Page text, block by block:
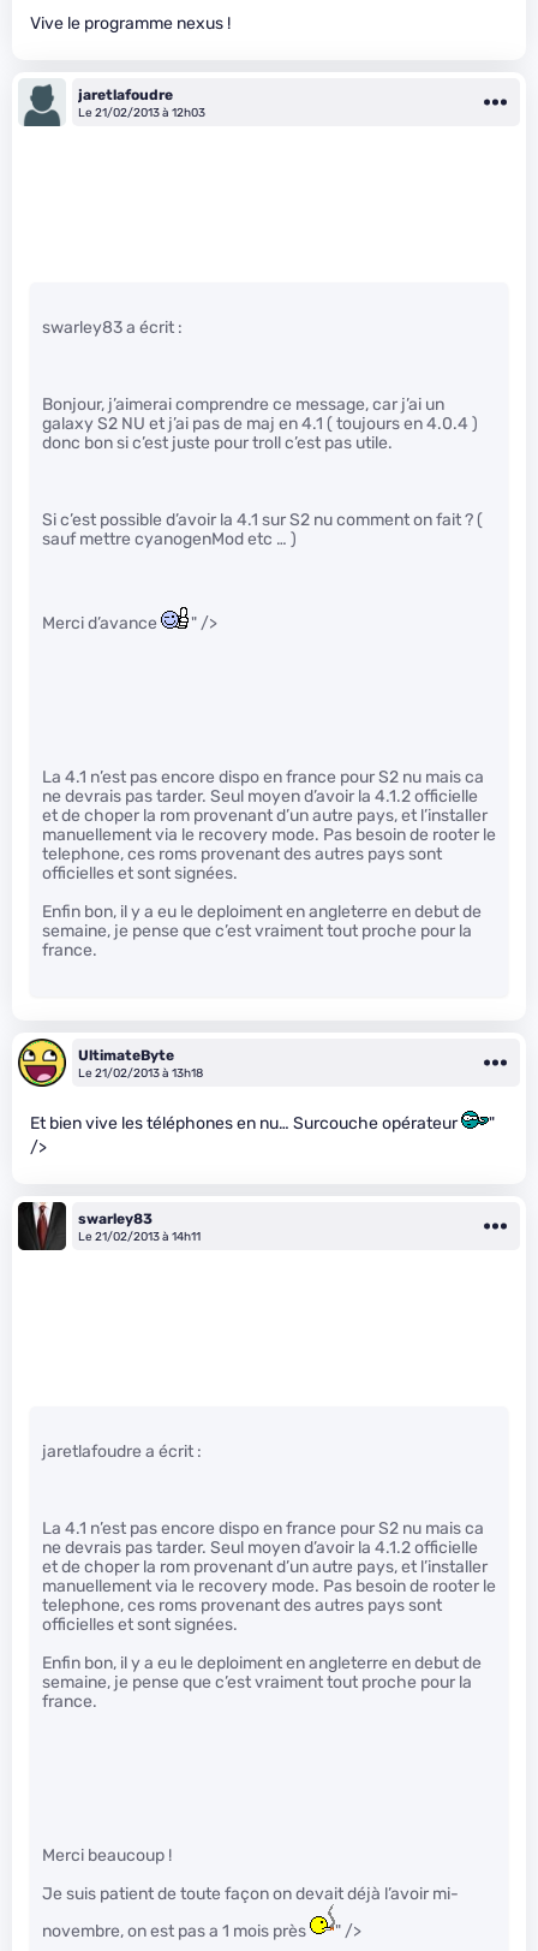
Vive le programme nexus !
jaretlafoudre
Le 21/02/2013 à 12h03
swarley83 a écrit :
Bonjour, j’aimerai comprendre ce message, car j’ai un
galaxy S2 NU et j’ai pas de maj en 4.1 ( toujours en 4.0.4 )
donc bon si c’est juste pour troll c’est pas utile.
Si c’est possible d’avoir la 4.1 sur S2 nu comment on fait ? (
sauf mettre cyanogenMod etc … )
Merci d’avance " />
La 4.1 n’est pas encore dispo en france pour S2 nu mais ca
ne devrais pas tarder. Seul moyen d’avoir la 4.1.2 officielle
et de choper la rom provenant d’un autre pays, et l’installer
manuellement via le recovery mode. Pas besoin de rooter le
telephone, ces roms provenant des autres pays sont
officielles et sont signées.
Enfin bon, il y a eu le deploiment en angleterre en debut de
semaine, je pense que c’est vraiment tout proche pour la
france.
UltimateByte
Le 21/02/2013 à 13h18
Et bien vive les téléphones en nu… Surcouche opérateur
"
/>
swarley83
Le 21/02/2013 à 14h11
jaretlafoudre a écrit :
La 4.1 n’est pas encore dispo en france pour S2 nu mais ca
ne devrais pas tarder. Seul moyen d’avoir la 4.1.2 officielle
et de choper la rom provenant d’un autre pays, et l’installer
manuellement via le recovery mode. Pas besoin de rooter le
telephone, ces roms provenant des autres pays sont
officielles et sont signées.
Enfin bon, il y a eu le deploiment en angleterre en debut de
semaine, je pense que c’est vraiment tout proche pour la
france.
Merci beaucoup !
Je suis patient de toute façon on devait déjà l’avoir mi-
novembre, on est pas a 1 mois près
" />